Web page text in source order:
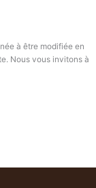
à être modifiée en
Nous vous invitons à